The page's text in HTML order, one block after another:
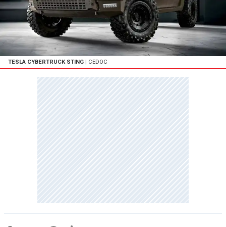
TESLA CYBERTRUCK STING | CEDOC